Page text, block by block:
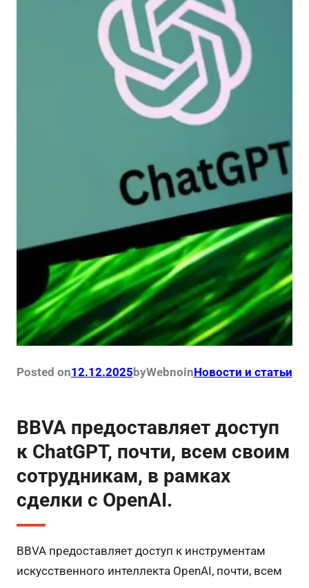
Posted on12.12.2025 byWebnoinНовости и статьи
BBVA предоставляет доступ
к ChatGPT, почти, всем своим
сотрудникам, в рамках
сделки с OpenAI.
BBVA предоставляет доступ к инструментам
искусственного интеллекта OpenAI, почти, всем